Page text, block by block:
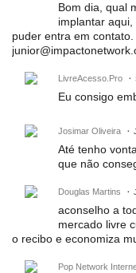
Bom dia, qual
implantar
puder entra em
LivreAcesso.Pro
Eu consigo
Josimar Oliveira
Até tenho
que não
Douglas Martins
aconselho a
mercado livre
o recibo e economiza
Pop Network